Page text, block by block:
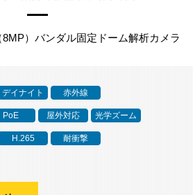
）バンダル固定ドーム解析カメラ
デイナイト 赤外線
PoE 屋外対応 光学ズーム
H.265 耐衝撃